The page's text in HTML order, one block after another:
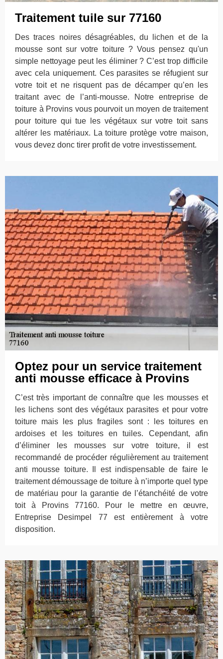
Traitement tuile sur 77160
Des traces noires désagréables, du lichen et de la
mousse sont sur votre toiture ? Vous pensez qu'un
simple nettoyage peut les éliminer ? C’est trop difficile
avec cela uniquement. Ces parasites se réfugient sur
votre toit et ne risquent pas de décamper qu’en les
traitant avec de l’anti-mousse. Notre entreprise de
toiture à Provins vous pourvoit un moyen de traitement
pour toiture qui tue les végétaux sur votre toit sans
altérer les matériaux. La toiture protège votre maison,
vous devez donc tirer profit de votre investissement.
Optez pour un service traitement
anti mousse efficace à Provins
C’est très important de connaître que les mousses et
les lichens sont des végétaux parasites et pour votre
toiture mais les plus fragiles sont : les toitures en
ardoises et les toitures en tuiles. Cependant, afin
d’éliminer les mousses sur votre toiture, il est
recommandé de procéder régulièrement au traitement
anti mousse toiture. Il est indispensable de faire le
traitement démoussage de toiture à n’importe quel type
de matériau pour la garantie de l’étanchéité de votre
toit à Provins 77160. Pour le mettre en œuvre,
Entreprise Desimpel 77 est entièrement à votre
disposition.